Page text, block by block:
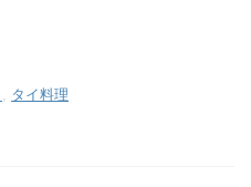
, タイ料理